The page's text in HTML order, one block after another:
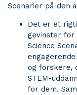
Scenarier på den
Det er et
gevinster for
Science
og forskere,
STEM-
for dem.